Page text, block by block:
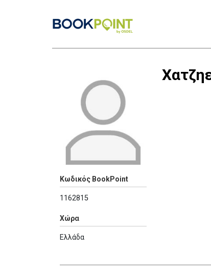
Κωδικός BookPoint
1162815
Χώρα
Ελλάδα